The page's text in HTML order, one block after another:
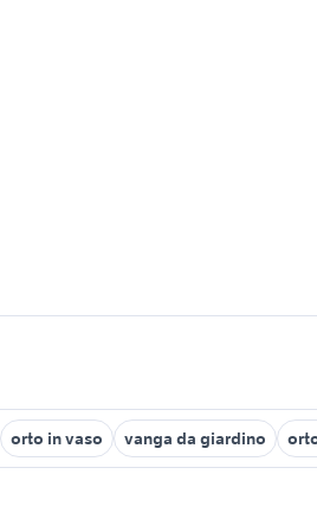
orto in vaso vanga da giardino